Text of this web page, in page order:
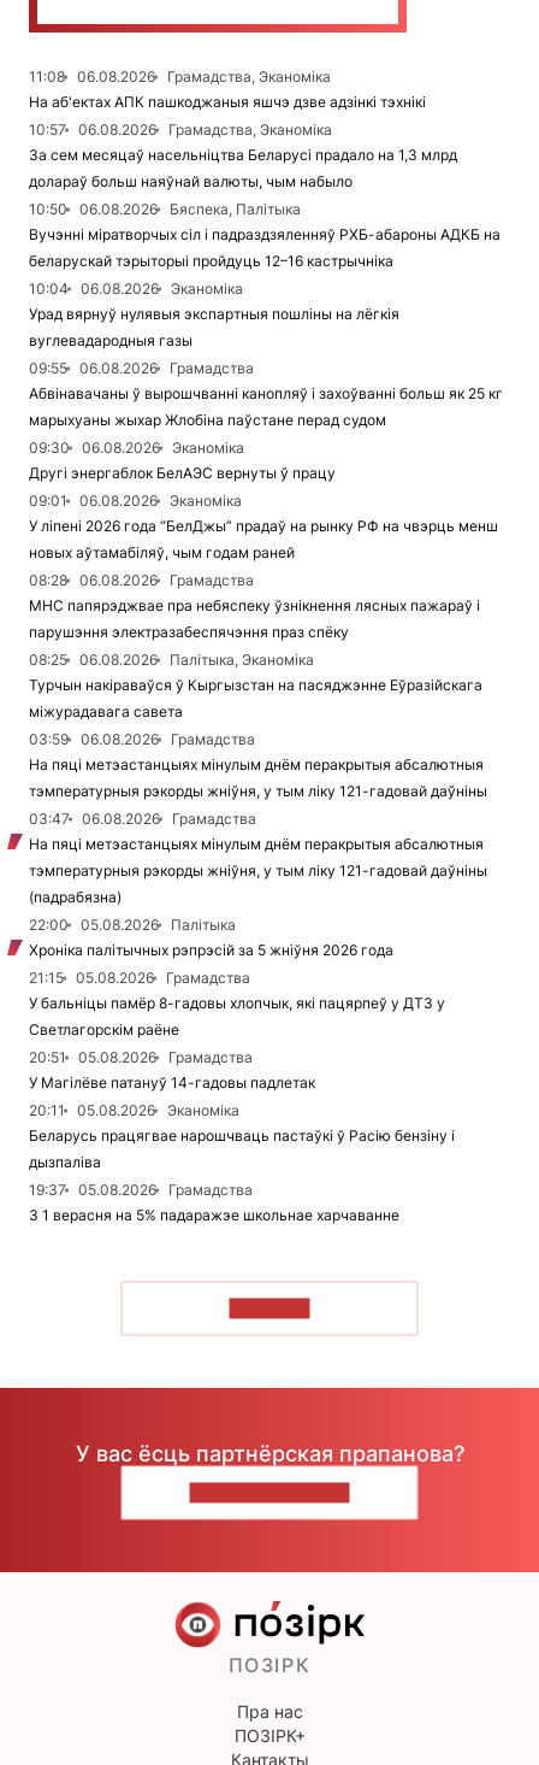
11:08 06.08.2026
Грамадства, Эканоміка
На аб'ектах АПК пашкоджаныя яшчэ дзве адзінкі тэхнікі
10:57
06.08.2026
Грамадства, Эканоміка
За сем месяцаў насельніцтва Беларусі прадало на 1,3 млрд
долараў больш наяўнай валюты, чым набыло
10:50
06.08.2026
Бяспека, Палітыка
Вучэнні міратворчых сіл і падраздзяленняў РХБ-абароны АДКБ на
беларускай тэрыторыі пройдуць 12–16 кастрычніка
10:04
06.08.2026
Эканоміка
Урад вярнуў нулявыя экспартныя пошліны на лёгкія
вуглевадародныя газы
09:55
06.08.2026
Грамадства
Абвінавачаны ў вырошчванні канопляў і захоўванні больш як 25 кг
марыхуаны жыхар Жлобіна паўстане перад судом
09:30
06.08.2026
Эканоміка
Другі энергаблок БелАЭС вернуты ў працу
09:01
06.08.2026
Эканоміка
У ліпені 2026 года “БелДжы” прадаў на рынку РФ на чвэрць менш
новых аўтамабіляў, чым годам раней
08:28
06.08.2026
Грамадства
МНС папярэджвае пра небяспеку ўзнікнення лясных пажараў і
парушэння электразабеспячэння праз спёку
08:25
06.08.2026
Палітыка, Эканоміка
Турчын накіраваўся ў Кыргызстан на пасяджэнне Еўразійскага
міжурадавага савета
03:59
06.08.2026
Грамадства
На пяці метэастанцыях мінулым днём перакрытыя абсалютныя
тэмпературныя рэкорды жніўня, у тым ліку 121-гадовай даўніны
03:47
06.08.2026
Грамадства
На пяці метэастанцыях мінулым днём перакрытыя абсалютныя
тэмпературныя рэкорды жніўня, у тым ліку 121-гадовай даўніны
(падрабязна)
22:00
05.08.2026
Палітыка
Хроніка палітычных рэпрэсій за 5 жніўня 2026 года
21:15
05.08.2026
Грамадства
У бальніцы памёр 8-гадовы хлопчык, які пацярпеў у ДТЗ у
Светлагорскім раёне
20:51
05.08.2026
Грамадства
У Магілёве патануў 14-гадовы падлетак
20:11
05.08.2026
Эканоміка
Беларусь працягвае нарошчваць пастаўкі ў Расію бензіну і
дызпаліва
19:37
05.08.2026
Грамадства
З 1 верасня на 5% падаражэе школьнае харчаванне
У вас ёсць партнёрская прапанова?
ПОЗІРК
Пра нас
ПОЗІРК+
Кантакты